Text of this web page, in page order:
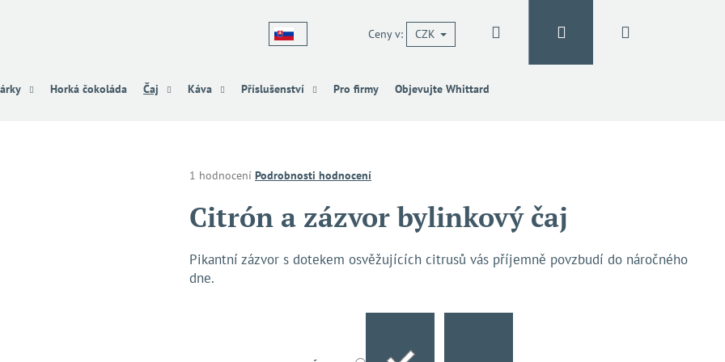
Horká čokoláda Čaj Káva Příslušenství Pro firmy Objevujte Whittard
Ceny v: CZK Přihlášení
Průměrné
produktu
je
z
5
hvězdiček.
1 hodnocení Podrobnosti hodnocení
Citrón a zázvor bylinkový čaj
Pikantní zázvor s dotekem osvěžujících citrusů vás příjemně povzbudí do náročného
dne.
Co potřebujete najít?